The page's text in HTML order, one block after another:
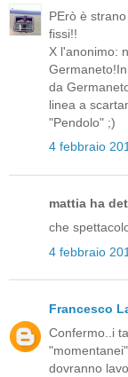
PErò è
fissi!!
X l'anonimo:
da
linea a
"Pendolo" ;)
4 febbraio
mattia ha
che
4 febbraio
Francesco
Confermo..i
dovranno